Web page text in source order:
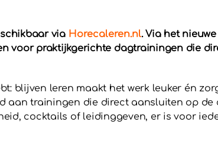
via Horecaleren.nl. Via het
voor praktijkgerichte dagtrainingen die
blijven leren maakt het werk leuker én
aan trainingen die direct aansluiten op de
cocktails of leidinggeven, er is voor